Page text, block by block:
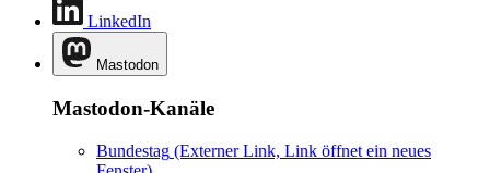
LinkedIn
Mastodon
Mastodon-Kanäle
Bundestag (Externer Link, Link öffnet ein neues